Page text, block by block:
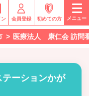
ン 会員登録 初めての方 メニュー
医療法人 康仁会 訪問
ーションかが